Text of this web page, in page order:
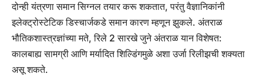
दोन्ही यंत्रणा समान सिग्नल तयार करू शकतात, परंतु वैज्ञानिकांनी
इलेक्ट्रोस्टेटिक डिस्चार्जकडे समान कारण म्हणून झुकले. अंतराळ
भौतिकशास्त्रज्ञांच्या मते, रिले 2 सारखे जुने अंतराळ यान विशेषत:
कालबाह्य सामग्री आणि मर्यादित शिल्डिंगमुळे अशा उर्जा रिलीझची शक्यता
असू शकते.